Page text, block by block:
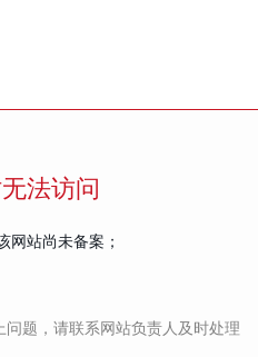
法访问
网站尚未备案；
题，请联系网站负责人及时处理